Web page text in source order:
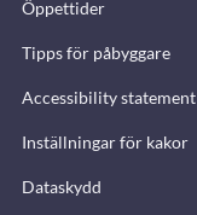
Öppettider
Tipps för påbyggare
Accessibility statement
Inställningar för kakor
Dataskydd